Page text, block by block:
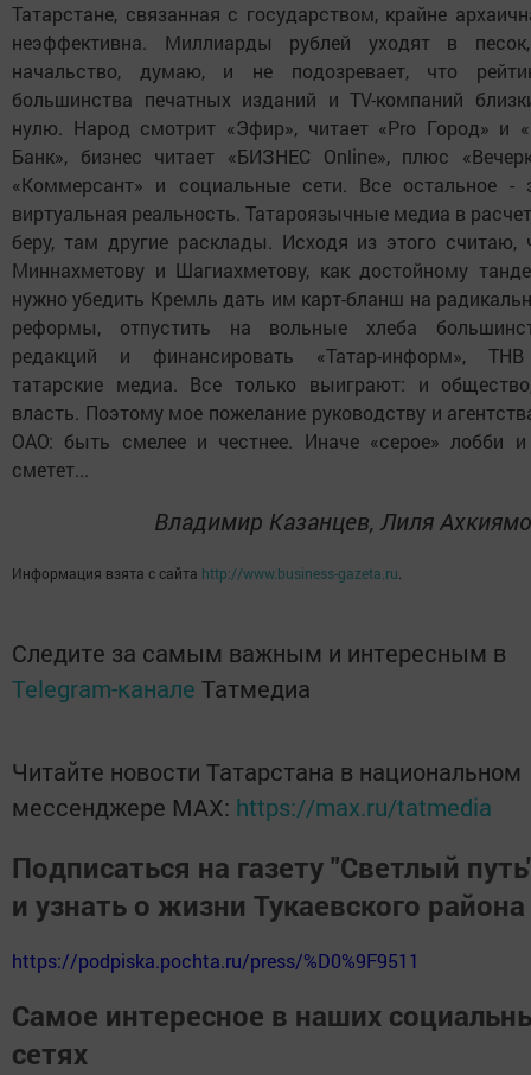
Татарстане, связанная с государством, крайне
неэффективна. Миллиарды рублей уходят в
начальство, думаю, и не подозревает, что
большинства печатных изданий и ТV-компаний
нулю. Народ смотрит «Эфир», читает «Pro Город» и
Банк», бизнес читает «БИЗНЕС Online», плюс
«Коммерсант» и социальные сети. Все остальное -
виртуальная реальность. Татароязычные медиа в
беру, там другие расклады. Исходя из этого считаю,
Миннахметову и Шагиахметову, как достойному
нужно убедить Кремль дать им карт-бланш на
реформы, отпустить на вольные хлеба
редакций и финансировать «Татар-информ»,
татарские медиа. Все только выиграют: и
власть. Поэтому мое пожелание руководству и
ОАО: быть смелее и честнее. Иначе «серое» лобби
сметет...
Владимир Казанцев, Лиля
Информация взята с сайта http://www.business-gazeta.ru.
Следите за самым важным и интересным в
Telegram-канале Татмедиа
Читайте новости Татарстана в национальном
мессенджере MАХ: https://max.ru/tatmedia
Подписаться на газету "Светлый
и узнать о жизни Тукаевского района
https://podpiska.pochta.ru/press/%D0%9F9511
Самое интересное в наших
сетях